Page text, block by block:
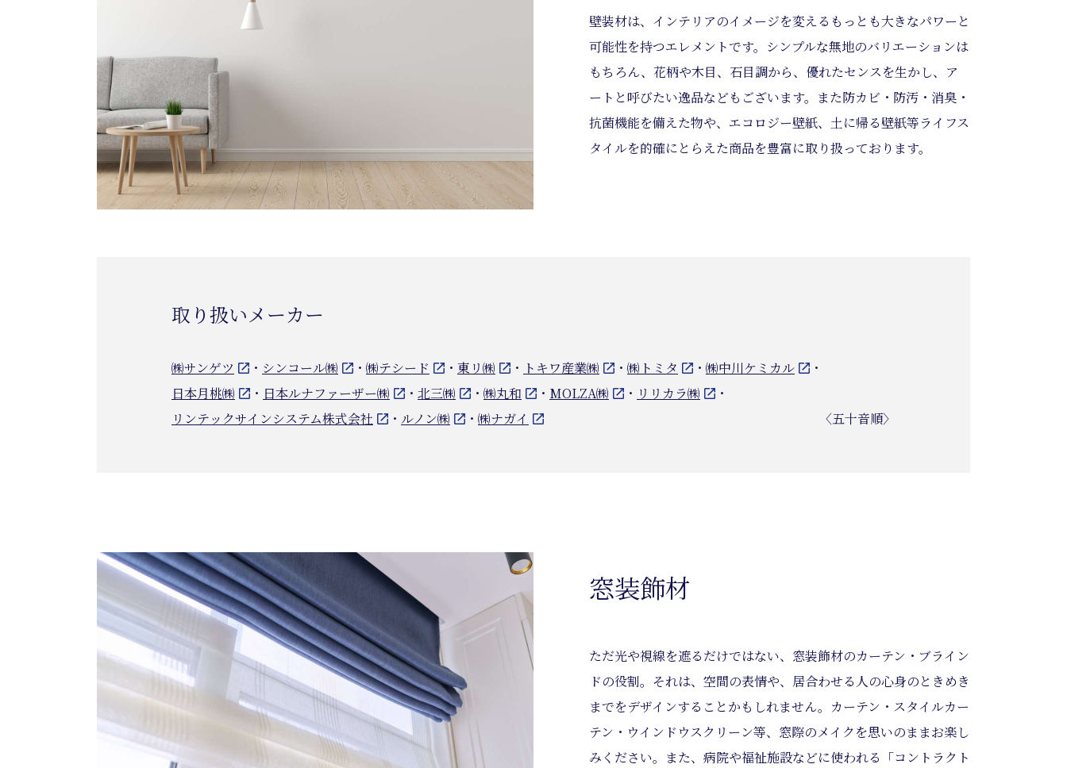
壁装材は、インテリアのイメージを変えるもっとも大きなパワーと
可能性を持つエレメントです。シンプルな無地のバリエーションは
もちろん、花柄や木目、石目調から、優れたセンスを生かし、ア
ートと呼びたい逸品などもございます。また防カビ・防汚・消臭・
抗菌機能を備えた物や、エコロジー壁紙、土に帰る壁紙等ライフス
タイルを的確にとらえた商品を豊富に取り扱っております。
取り扱いメーカー
㈱サンゲツ ・ シンコール㈱ ・ ㈱テシード ・ 東リ㈱ ・ トキワ産業㈱ ・ ㈱トミタ ・ ㈱中川ケミカル
・
日本月桃㈱
・ 日本ルナファーザー㈱ ・ 北三㈱ ・ ㈱丸和 ・ MOLZA㈱ ・ リリカラ㈱
・
リンテックサインシステム株式会社
・ ルノン㈱ ・ ㈱ナガイ 〈五十音順〉
窓装飾材
ただ光や視線を遮るだけではない、窓装飾材のカーテン・ブライン
ドの役割。それは、空間の表情や、居合わせる人の心身のときめき
までをデザインすることかもしれません。カーテン・スタイルカー
テン・ウインドウスクリーン等、窓際のメイクを思いのままお楽し
みください。また、病院や福祉施設などに使われる「コントラクト